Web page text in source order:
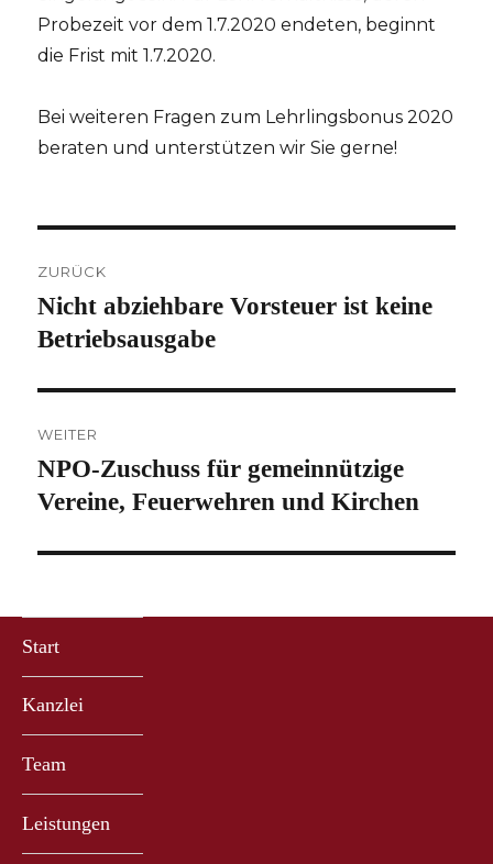
Probezeit vor dem 1.7.2020 endeten, beginnt
die Frist mit 1.7.2020.
Bei weiteren Fragen zum Lehrlingsbonus 2020
beraten und unterstützen wir Sie gerne!
ZURÜCK
Vorheriger
Beitrag:
Nicht abziehbare Vorsteuer ist keine
Betriebsausgabe
WEITER
Nächster
Beitrag:
NPO-Zuschuss für gemeinnützige
Vereine, Feuerwehren und Kirchen
Start
Kanzlei
Team
Leistungen